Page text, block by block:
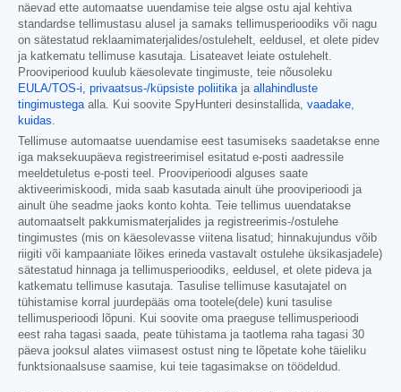
näevad ette automaatse uuendamise teie algse ostu ajal kehtiva
standardse tellimustasu alusel ja samaks tellimusperioodiks või nagu
on sätestatud reklaamimaterjalides/ostulehelt, eeldusel, et olete pidev
ja katkematu tellimuse kasutaja. Lisateavet leiate ostulehelt.
Prooviperiood kuulub käesolevate tingimuste, teie nõusoleku
EULA/TOS-i, privaatsus-/küpsiste poliitikaja allahindluste
tingimustegaalla. Kui soovite SpyHunteri desinstallida, vaadake,
kuidas.
Tellimuse automaatse uuendamise eest tasumiseks saadetakse enne
iga maksekuupäeva registreerimisel esitatud e-posti aadressile
meeldetuletus e-posti teel. Prooviperioodi alguses saate
aktiveerimiskoodi, mida saab kasutada ainult ühe prooviperioodi ja
ainult ühe seadme jaoks konto kohta. Teie tellimus uuendatakse
automaatselt pakkumismaterjalides ja registreerimis-/ostulehe
tingimustes (mis on käesolevasse viitena lisatud; hinnakujundus võib
riigiti või kampaaniate lõikes erineda vastavalt ostulehe üksikasjadele)
sätestatud hinnaga ja tellimusperioodiks, eeldusel, et olete pideva ja
katkematu tellimuse kasutaja. Tasulise tellimuse kasutajatel on
tühistamise korral juurdepääs oma tootele(dele) kuni tasulise
tellimusperioodi lõpuni. Kui soovite oma praeguse tellimusperioodi
eest raha tagasi saada, peate tühistama ja taotlema raha tagasi 30
päeva jooksul alates viimasest ostust ning te lõpetate kohe täieliku
funktsionaalsuse saamise, kui teie tagasimakse on töödeldud.